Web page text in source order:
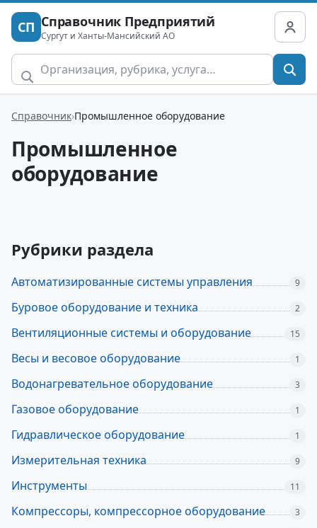
СП Справочник Предприятий
Сургут и Ханты-Мансийский АО
Справочник Промышленное оборудование
Промышленное
оборудование
Рубрики раздела
Автоматизированные системы управления 9
Буровое оборудование и техника 2
Вентиляционные системы и оборудование 15
Весы и весовое оборудование 1
Водонагревательное оборудование 3
Газовое оборудование 1
Гидравлическое оборудование 1
Измерительная техника 9
Инструменты 11
Компрессоры, компрессорное оборудование 3